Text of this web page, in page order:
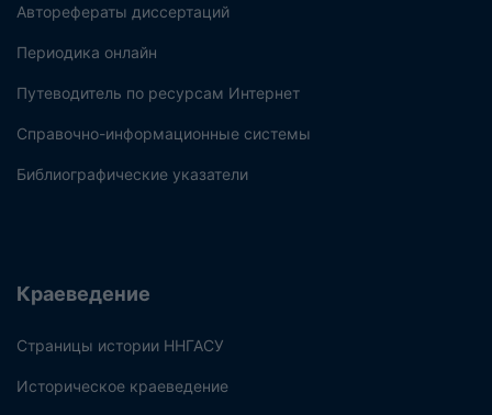
Авторефераты диссертаций
Периодика онлайн
Путеводитель по ресурсам Интернет
Справочно-информационные системы
Библиографические указатели
Краеведение
Страницы истории ННГАСУ
Историческое краеведение